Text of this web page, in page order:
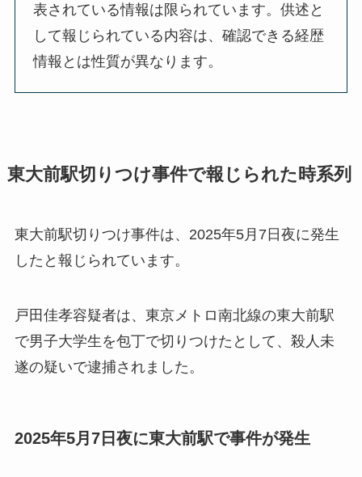
表されている情報は限られています。供述と
して報じられている内容は、確認できる経歴
情報とは性質が異なります。
東大前駅切りつけ事件で報じられた時系列
東大前駅切りつけ事件は、2025年5月7日夜に発生
したと報じられています。
戸田佳孝容疑者は、東京メトロ南北線の東大前駅
で男子大学生を包丁で切りつけたとして、殺人未
遂の疑いで逮捕されました。
2025年5月7日夜に東大前駅で事件が発生